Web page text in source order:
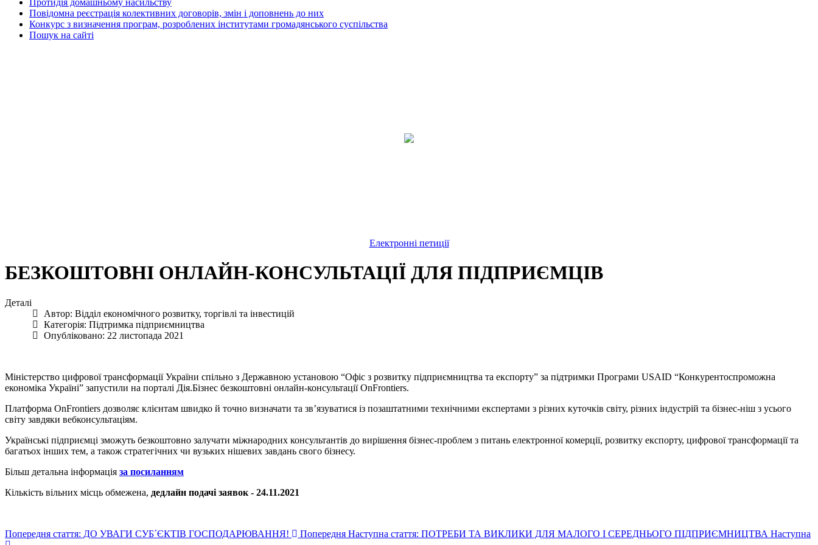
Протидія домашньому насильству
Повідомна реєстрація колективних договорів, змін і доповнень до них
Конкурс з визначення програм, розроблених інститутами громадянського суспільства
Пошук на сайті
Електронні петиції
БЕЗКОШТОВНІ ОНЛАЙН-КОНСУЛЬТАЦІЇ ДЛЯ ПІДПРИЄМЦІВ
Деталі
Автор: Відділ економічного розвитку, торгівлі та інвестицій
Категорія: Підтримка підприємництва
Опубліковано: 22 листопада 2021
Міністерство цифрової трансформації України спільно з Державною установою “Офіс з розвитку підприємництва та експорту” за підтримки Програми USAID “Конкурентоспроможна
економіка Україні” запустили на порталі Дія.Бізнес безкоштовні онлайн-консультації OnFrontiers.
Платформа OnFrontiers дозволяє клієнтам швидко й точно визначати та зв’язуватися із позаштатними технічними експертами з різних куточків світу, різних індустрій та бізнес-ніш з усього
світу завдяки вебконсультаціям.
Українські підприємці зможуть безкоштовно залучати міжнародних консультантів до вирішення бізнес-проблем з питань електронної комерції, розвитку експорту, цифрової трансформації та
багатьох інших тем, а також стратегічних чи вузьких нішевих завдань свого бізнесу.
Більш детальна інформація за посиланням
Кількість вільних місць обмежена, дедлайн подачі заявок - 24.11.2021
Попередня стаття: ДО УВАГИ СУБ´ЄКТІВ ГОСПОДАРЮВАННЯ! Попередня Наступна стаття: ПОТРЕБИ ТА ВИКЛИКИ ДЛЯ МАЛОГО І СЕРЕДНЬОГО ПІДПРИЄМНИЦТВА Наступна